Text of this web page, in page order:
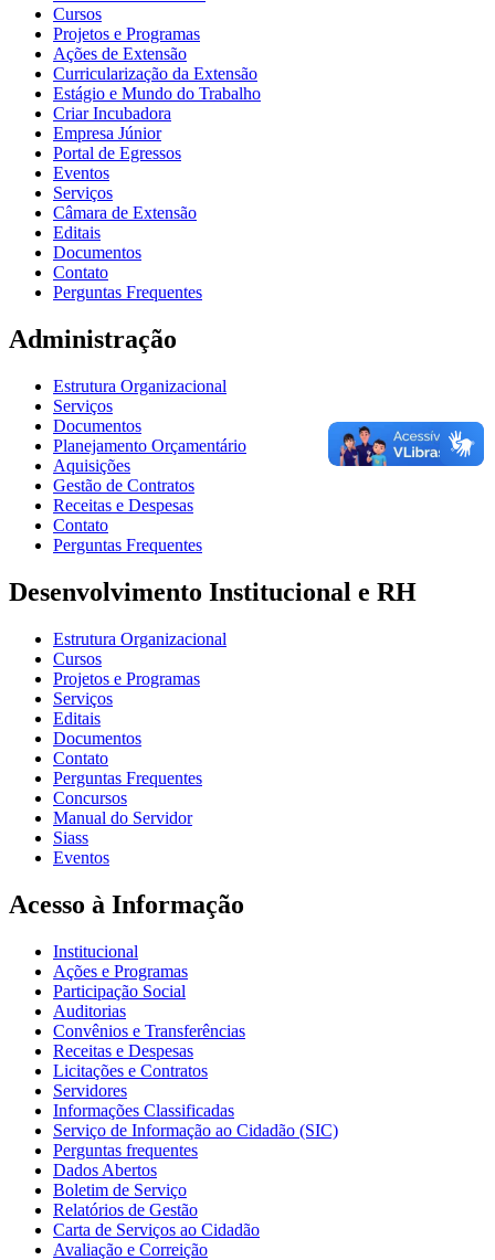
Cursos
Projetos e Programas
Ações de Extensão
Curricularização da Extensão
Estágio e Mundo do Trabalho
Criar Incubadora
Empresa Júnior
Portal de Egressos
Eventos
Serviços
Câmara de Extensão
Editais
Documentos
Contato
Perguntas Frequentes
Administração
Estrutura Organizacional
Serviços
Documentos
Planejamento Orçamentário
Aquisições
Gestão de Contratos
Receitas e Despesas
Contato
Perguntas Frequentes
Desenvolvimento Institucional e RH
Estrutura Organizacional
Cursos
Projetos e Programas
Serviços
Editais
Documentos
Contato
Perguntas Frequentes
Concursos
Manual do Servidor
Siass
Eventos
Acesso à Informação
Institucional
Ações e Programas
Participação Social
Auditorias
Convênios e Transferências
Receitas e Despesas
Licitações e Contratos
Servidores
Informações Classificadas
Serviço de Informação ao Cidadão (SIC)
Perguntas frequentes
Dados Abertos
Boletim de Serviço
Relatórios de Gestão
Carta de Serviços ao Cidadão
Avaliação e Correição